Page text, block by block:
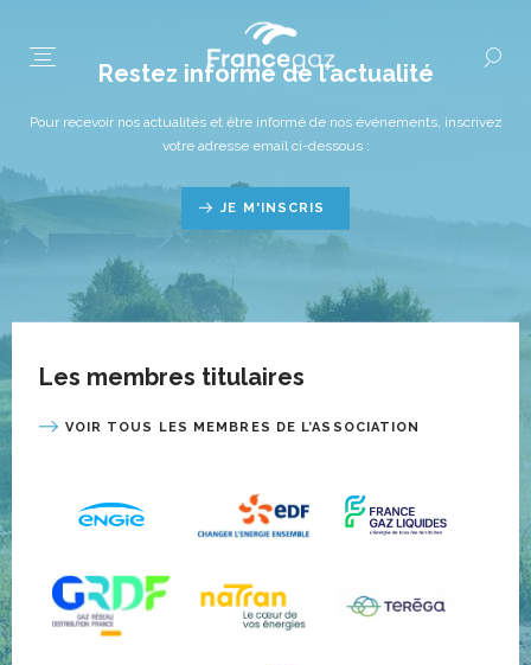
Restez informé de l’actualité
Pour recevoir nos actualités et être informé de nos événements, inscrivez
votre adresse email ci-dessous :
JE M'INSCRIS
Les membres titulaires
VOIR TOUS LES MEMBRES DE L’ASSOCIATION